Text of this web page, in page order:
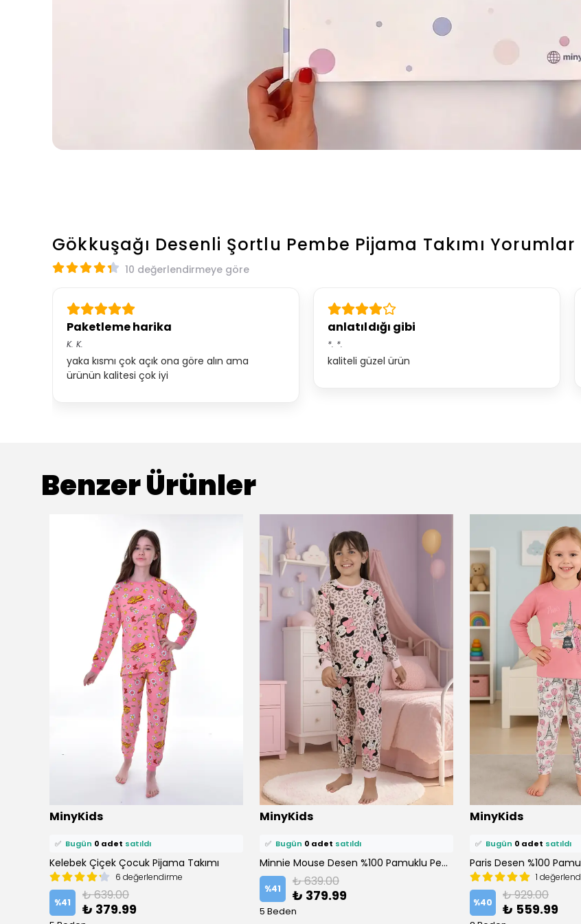
Gökkuşağı Desenli Şortlu Pembe Pijama Takımı Yorumlar
10 değerlendirmeye göre
Paketleme harika
K. K.
yaka kısmı çok açık ona göre alın ama
ürünün kalitesi çok iyi
anlatıldığı gibi
*. *.
kaliteli güzel ürün
Benzer Ürünler
MinyKids
favoriledi!
0 kişi
✅ Bugün 0 adet satıldı
Kelebek Çiçek Çocuk Pijama Takımı
6 değerlendirme
%41 ₺ 639.00
₺ 379.99
MinyKids
⭐️ Bu ürünü1 kişifavoriledi!
1 kişi
✅ Bugün 0 adet satıldı
Minnie Mouse Desen %100 Pamuklu Pembe Kız Çocuk Pijama Takım
%41 ₺ 639.00
₺ 379.99
5 Beden
MinyKids
⭐️ Bu ürünü1 kişifavoriledi!
0 kişi
✅ Bugün 0 adet satıldı
1
%40 ₺ 929.00
₺ 559.99